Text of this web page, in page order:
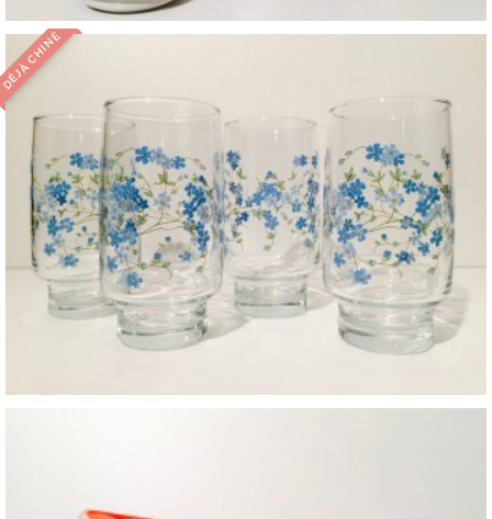
DÉJÀ CHINÉ